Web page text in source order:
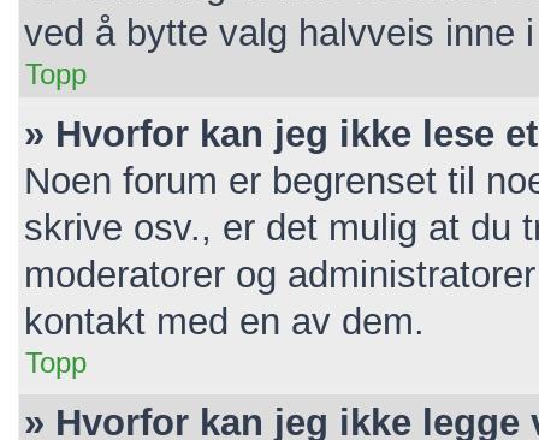
ved å bytte valg halvveis inne
Topp
» Hvorfor kan jeg ikke lese
Noen forum er begrenset til
skrive osv., er det mulig at du
moderatorer og
kontakt med en av dem.
Topp
» Hvorfor kan jeg ikke